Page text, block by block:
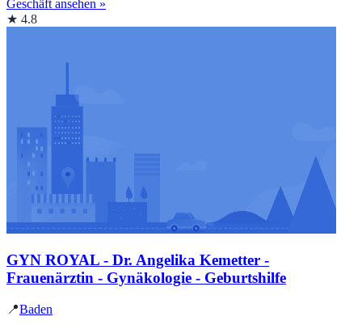
Geschäft ansehen »
★ 4.8
GYN ROYAL - Dr. Angelika Kemetter -
Frauenärztin - Gynäkologie - Geburtshilfe
📍Baden